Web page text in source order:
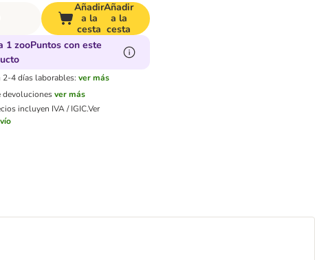
Añadir
a la
cesta
Añadir
a la
cesta
1 zooPuntos con este
2-4 días laborables: ver más
devolucionesver más
incluyen IVA / IGIC.Ver